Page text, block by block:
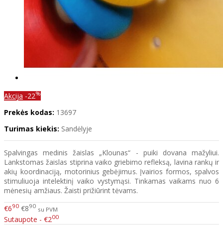
Akcija -22%
Prekės kodas: 13697
Turimas kiekis: Sandėlyje
Spalvingas medinis žaislas „Klounas“ - puiki dovana mažyliui.
Lankstomas žaislas stiprina vaiko griebimo refleksą, lavina rankų ir
akių koordinaciją, motorinius gebėjimus. Įvairios formos, spalvos
stimuliuoja intelektinį vaiko vystymąsi. Tinkamas vaikams nuo 6
mėnesių amžiaus. Žaisti prižiūrint tėvams.
€690 €890 su PVM
Sutaupote - €200